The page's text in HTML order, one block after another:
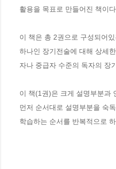
활용을 목표로 만들어진 책이다.
이 책은 총 2권으로 구성되어
하나인 장기전술에 대해 상세
자나 중급자 수준의 독자의 장
이 책(1권)은 크게 설명부분과
먼저 순서대로 설명부분을 숙
학습하는 순서를 반복적으로